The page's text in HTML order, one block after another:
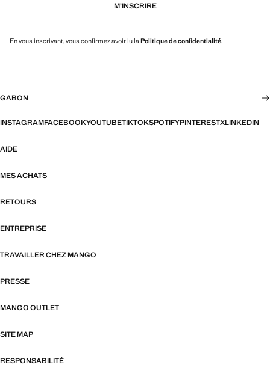
M’INSCRIRE
En vous inscrivant, vous confirmez avoir lu la Politique de confidentialité.
GABON
INSTAGRAMFACEBOOKYOUTUBETIKTOKSPOTIFYPINTERESTXLINKEDIN
AIDE
MES ACHATS
RETOURS
ENTREPRISE
TRAVAILLER CHEZ MANGO
PRESSE
MANGO OUTLET
SITE MAP
RESPONSABILITÉ